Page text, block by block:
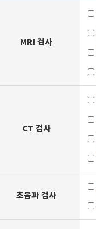
MRI 검사
CT 검사
초음파 검사